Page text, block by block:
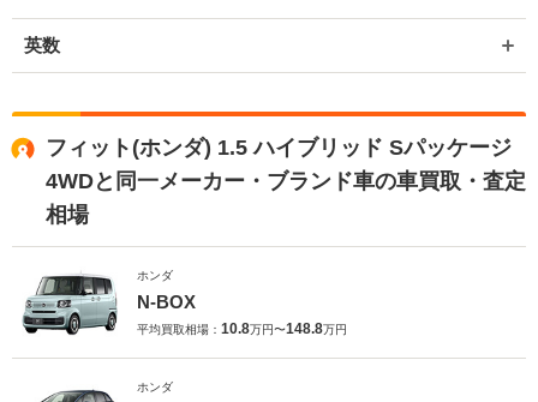
英数
フィット(ホンダ) 1.5 ハイブリッド Sパッケージ
4WDと同一メーカー・ブランド車の車買取・査定
相場
ホンダ
N-BOX
平均買取相場： 10.8万円〜148.8万円
ホンダ